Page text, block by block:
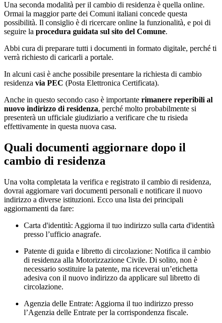
Una seconda modalità per il cambio di residenza è quella online.
Ormai la maggior parte dei Comuni italiani concede questa
possibilità. Il consiglio è di ricercare online la funzionalità, e poi di
seguire la procedura guidata sul sito del Comune.
Abbi cura di preparare tutti i documenti in formato digitale, perché ti
verrà richiesto di caricarli a portale.
In alcuni casi è anche possibile presentare la richiesta di cambio
residenza via PEC (Posta Elettronica Certificata).
Anche in questo secondo caso è importante rimanere reperibili al
nuovo indirizzo di residenza, perché molto probabilmente si
presenterà un ufficiale giudiziario a verificare che tu risieda
effettivamente in questa nuova casa.
Quali documenti aggiornare dopo il
cambio di residenza
Una volta completata la verifica e registrato il cambio di residenza,
dovrai aggiornare vari documenti personali e notificare il nuovo
indirizzo a diverse istituzioni. Ecco una lista dei principali
aggiornamenti da fare:
Carta d'identità: Aggiorna il tuo indirizzo sulla carta d'identità
presso l’ufficio anagrafe.
Patente di guida e libretto di circolazione: Notifica il cambio
di residenza alla Motorizzazione Civile. Di solito, non è
necessario sostituire la patente, ma riceverai un’etichetta
adesiva con il nuovo indirizzo da applicare sul libretto di
circolazione.
Agenzia delle Entrate: Aggiorna il tuo indirizzo presso
l’Agenzia delle Entrate per la corrispondenza fiscale.